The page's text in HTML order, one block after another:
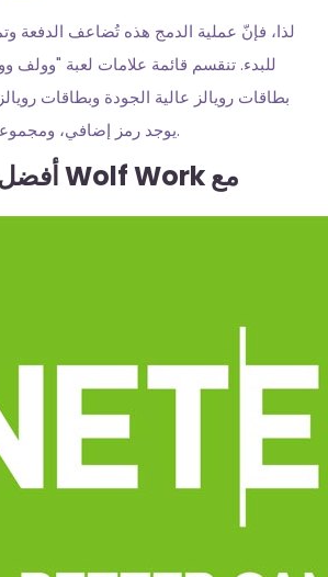
للبدء. تنقسم قائمة علامات لعبة "وولف
بطاقات رويالز عالية الجودة وبطاقات
يوجد رمز إضافي، ومجموعة جديدة من المكافآت.
أفضل الأماكن للعب Wolf Work مع